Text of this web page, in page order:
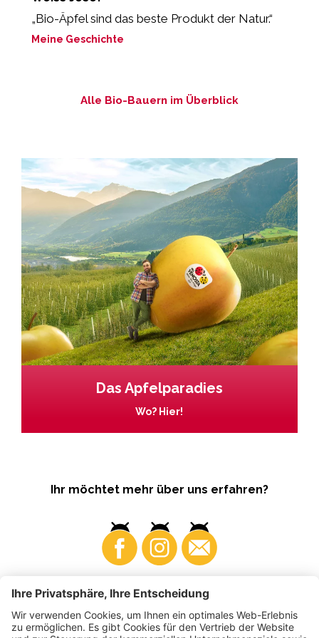
„Bio-Äpfel sind das beste Produkt der Natur.“
Meine Geschichte
Alle Bio-Bauern im Überblick
Das Apfelparadies
Wo? Hier!
Ihr möchtet mehr über uns erfahren?
Business Produzenten